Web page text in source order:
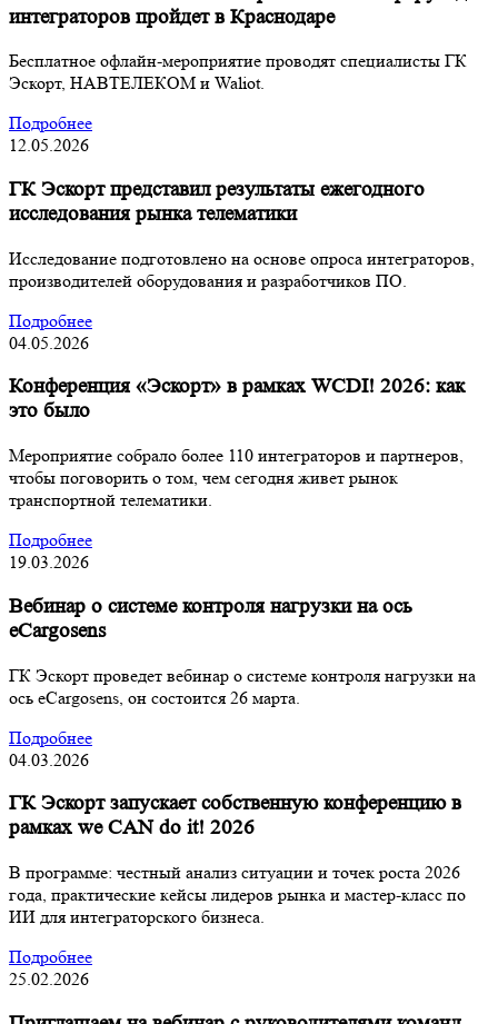
интеграторов пройдет в Краснодаре
Бесплатное офлайн-мероприятие проводят специалисты ГК
Эскорт, НАВТЕЛЕКОМ и Waliot.
Подробнее
12.05.2026
ГК Эскорт представил результаты ежегодного
исследования рынка телематики
Исследование подготовлено на основе опроса интеграторов,
производителей оборудования и разработчиков ПО.
Подробнее
04.05.2026
Конференция «Эскорт» в рамках WCDI! 2026: как
это было
Мероприятие собрало более 110 интеграторов и партнеров,
чтобы поговорить о том, чем сегодня живет рынок
транспортной телематики.
Подробнее
19.03.2026
Вебинар о системе контроля нагрузки на ось
eCargosens
ГК Эскорт проведет вебинар о системе контроля нагрузки на
ось eCargosens, он состоится 26 марта.
Подробнее
04.03.2026
ГК Эскорт запускает собственную конференцию в
рамках we CAN do it! 2026
В программе: честный анализ ситуации и точек роста 2026
года, практические кейсы лидеров рынка и мастер-класс по
ИИ для интеграторского бизнеса.
Подробнее
25.02.2026